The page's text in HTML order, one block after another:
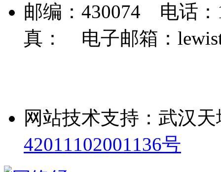
邮编：430074 电话：
真： 电子邮箱：
网站技术支持：武汉
42011102001136号